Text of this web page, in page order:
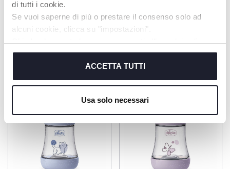
di tutti i cookie.
Se vuoi saperne di più o prestare il consenso solo ad
alcuni cookie, clicca su "impostazioni".
Chiudendo questo banner acconsenti all’uso dei soli
cookie tecnici, indispensabili per fruire del servizio
ACCETTA TUTTI
Usa solo necessari
PRODOTTI CHE POTREBBERO
INTERESSARTI